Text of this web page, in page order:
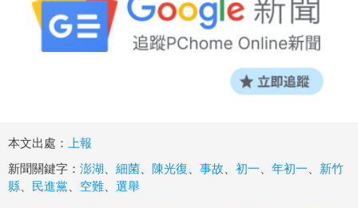
本文出處：
上報
新聞關鍵字： 澎湖 細菌 陳光復 事故 初一 年初一
新竹
縣
民進黨 空難 選舉